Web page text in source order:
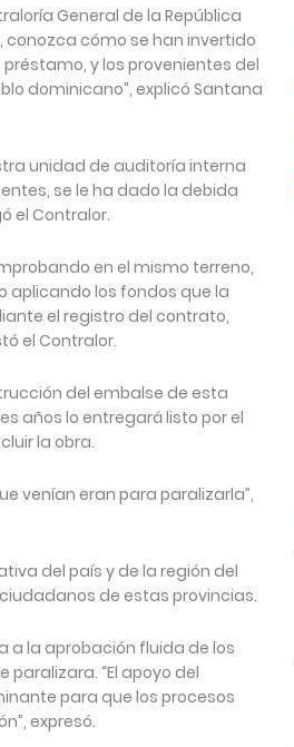
General de la República
cómo se han invertido
y los provenientes del
dominicano”, explicó Santana
unidad de auditoría interna
se le ha dado la debida
el Contralor.
en el mismo terreno,
aplicando los fondos que la
el registro del contrato,
el Contralor.
del embalse de esta
años lo entregará listo por el
la obra.
venían eran para paralizarla”,
del país y de la región del
de estas provincias.
a la aprobación fluida de los
“El apoyo del
para que los procesos
expresó.